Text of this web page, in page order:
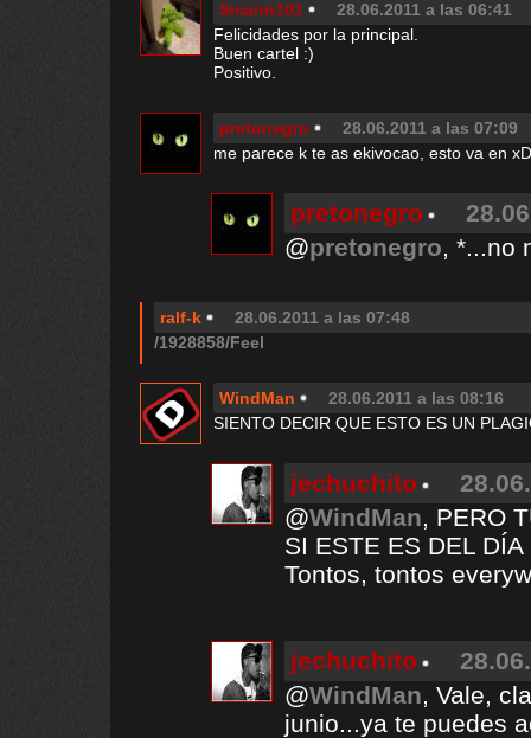
Smann101
28.06.2011 a las 06:41
Felicidades por la principal.
Buen cartel :)
Positivo.
pretonegro
28.06.2011 a las 07:09
me parece k te as ekivocao, esto va en xD
pretonegro
@pretonegro, *...no
ralf-k
28.06.2011 a las 07:48
/1928858/Feel
WindMan
28.06.2011 a las 08:16
SIENTO DECIR QUE ESTO ES UN
jechuchito
@WindMan, PERO
SI ESTE ES DEL
Tontos, tontos
jechuchito
@WindMan, Vale,
junio...ya te puedes